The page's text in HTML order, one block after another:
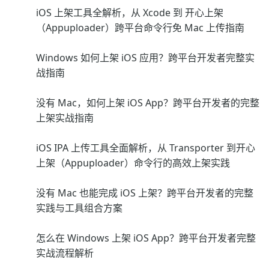
iOS 上架工具全解析，从 Xcode 到 开心上架
（Appuploader）跨平台命令行免 Mac 上传指南
Windows 如何上架 iOS 应用？跨平台开发者完整实
战指南
没有 Mac，如何上架 iOS App？跨平台开发者的完整
上架实战指南
iOS IPA 上传工具全面解析，从 Transporter 到开心
上架（Appuploader）命令行的高效上架实践
没有 Mac 也能完成 iOS 上架？跨平台开发者的完整
实践与工具组合方案
怎么在 Windows 上架 iOS App？跨平台开发者完整
实战流程解析